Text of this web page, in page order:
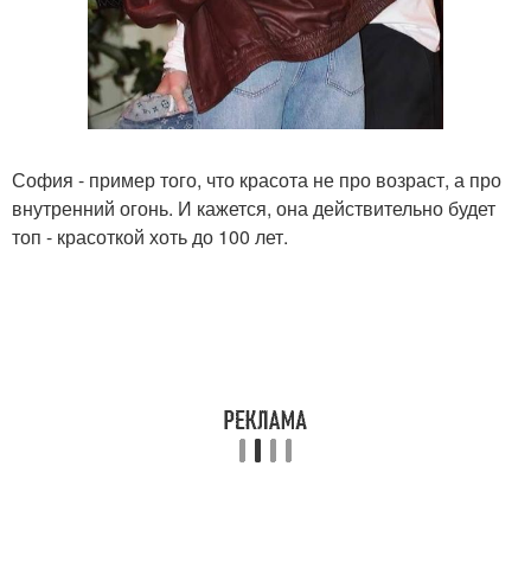
София - пример того, что красота не про возраст, а про
внутренний огонь. И кажется, она действительно будет
топ - красоткой хоть до 100 лет.